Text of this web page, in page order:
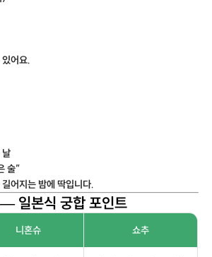
어요.
날
술”
어지는 밤에 딱입니다.
일본식 궁합 포인트
니혼슈 쇼추